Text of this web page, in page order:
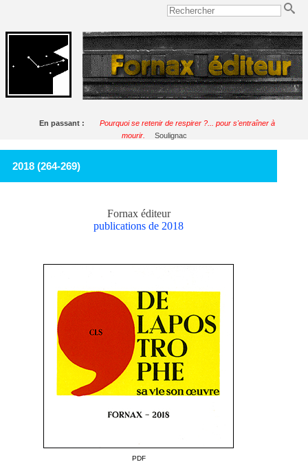
En passant :
Pourquoi se retenir de respirer ?... pour s'entraîner à
mourir.
Soulignac
2018 (264-269)
Fornax éditeur
publications de 2018
PDF